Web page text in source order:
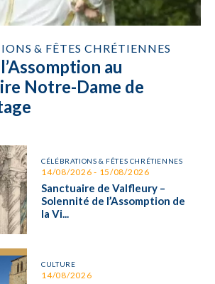
& FÊTES CHRÉTIENNES
au
Notre-Dame de
CÉLÉBRATIONS & FÊTES CHRÉTIENNES
14/08/2026 - 15/08/2026
Sanctuaire de Valfleury –
Solennité de l’Assomption de
la Vi...
CULTURE
14/08/2026